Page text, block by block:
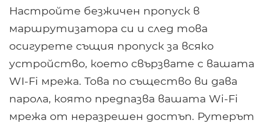
Настройте безжичен пропуск в
маршрутизатора си и след това
осигурете същия пропуск за всяко
устройство, което свързвате с вашата
WI-Fi мрежа. Това по същество ви дава
парола, която предпазва вашата Wi-Fi
мрежа от неразрешен достъп. Рутерът